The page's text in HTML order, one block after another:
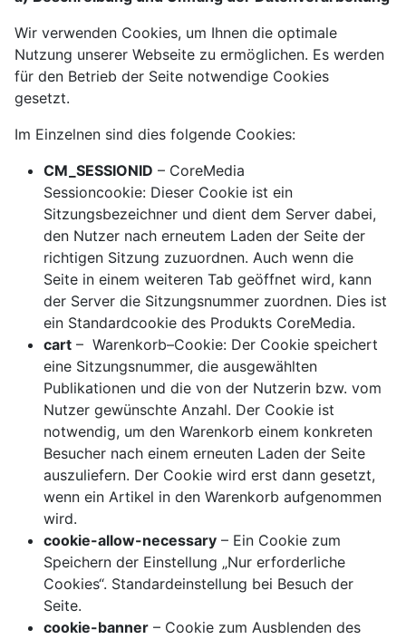
Wir verwenden Cookies, um Ihnen die optimale
Nutzung unserer Webseite zu ermöglichen. Es werden
für den Betrieb der Seite notwendige Cookies
gesetzt.
Im Einzelnen sind dies folgende Cookies:
CM_SESSIONID – CoreMedia
Sessioncookie: Dieser Cookie ist ein
Sitzungsbezeichner und dient dem Server dabei,
den Nutzer nach erneutem Laden der Seite der
richtigen Sitzung zuzuordnen. Auch wenn die
Seite in einem weiteren Tab geöffnet wird, kann
der Server die Sitzungsnummer zuordnen. Dies ist
ein Standardcookie des Produkts CoreMedia.
cart – Warenkorb–Cookie: Der Cookie speichert
eine Sitzungsnummer, die ausgewählten
Publikationen und die von der Nutzerin bzw. vom
Nutzer gewünschte Anzahl. Der Cookie ist
notwendig, um den Warenkorb einem konkreten
Besucher nach einem erneuten Laden der Seite
auszuliefern. Der Cookie wird erst dann gesetzt,
wenn ein Artikel in den Warenkorb aufgenommen
wird.
cookie-allow-necessary – Ein Cookie zum
Speichern der Einstellung „Nur erforderliche
Cookies“. Standardeinstellung bei Besuch der
Seite.
cookie-banner – Cookie zum Ausblenden des